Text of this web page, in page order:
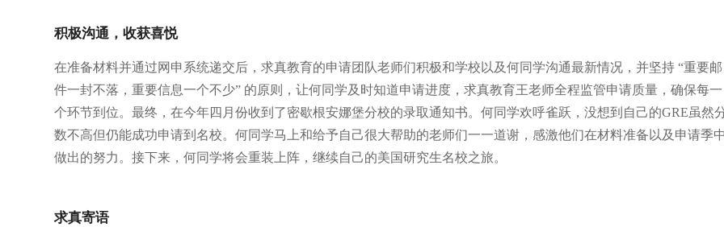
积极沟通，收获喜悦
在准备材料并通过网申系统递交后，求真教育的申请团队老师们积极和学校以及何同学沟通最新情况，并坚持 “重要邮
件一封不落，重要信息一个不少” 的原则，让何同学及时知道申请进度，求真教育王老师全程监管申请质量，确保每一
个环节到位。最终，在今年四月份收到了密歇根安娜堡分校的录取通知书。何同学欢呼雀跃，没想到自己的GRE虽然
数不高但仍能成功申请到名校。何同学马上和给予自己很大帮助的老师们一一道谢，感激他们在材料准备以及申请季中
做出的努力。接下来，何同学将会重装上阵，继续自己的美国研究生名校之旅。
求真寄语